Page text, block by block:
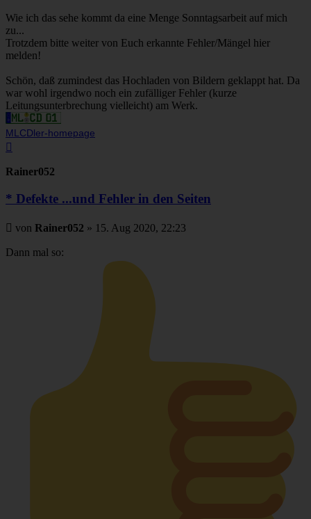
Wie ich das sehe kommt da eine Menge Sonntagsarbeit auf mich
zu...
Trotzdem bitte weiter von Euch erkannte Fehler/Mängel hier
melden!
Schön, daß zumindest das Hochladen von Bildern geklappt hat. Da
war wohl irgendwo noch ein zufälliger Fehler (kurze
Leitungsunterbrechung vielleicht) am Werk.
MLCDler-homepage
Rainer052
* Defekte ...und Fehler in den Seiten
Beitrag
von Rainer052 » 15. Aug 2020, 22:23
Dann mal so: